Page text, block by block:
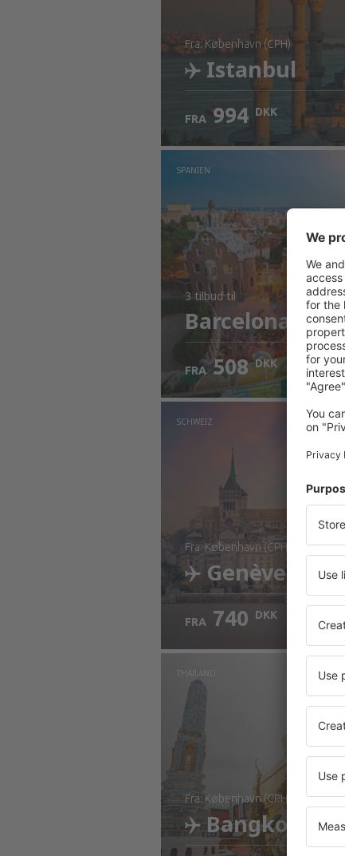
fra: København (CPH)
Istanbul
Kontrollér oplysninger
FRA 994 DKK
SPANIEN
3 tilbudtil
Barcelona
FRA 508 DKK
SCHWEIZ
fra: København (CPH)
Genève
Kontrollér oplysninger
FRA 740 DKK
THAILAND
fra: København (CPH)
Bangkok